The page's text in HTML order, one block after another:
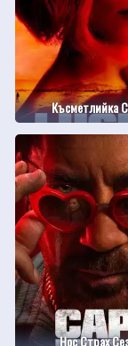
Късметлийка
Нос Страх